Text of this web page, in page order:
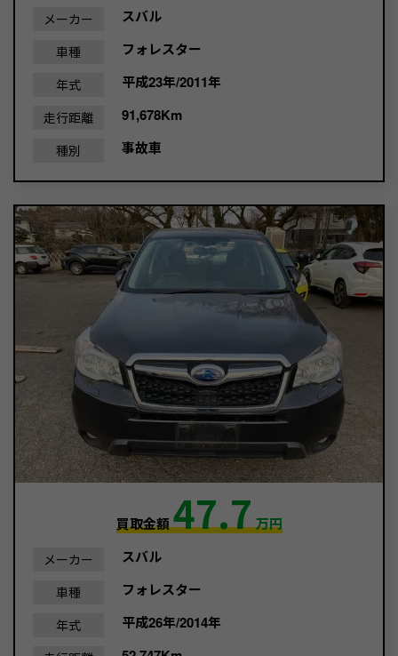
メーカー スバル
車種 フォレスター
年式 平成23年/2011年
走行距離 91,678Km
種別 事故車
買取金額47.7万円
メーカー スバル
車種 フォレスター
年式 平成26年/2014年